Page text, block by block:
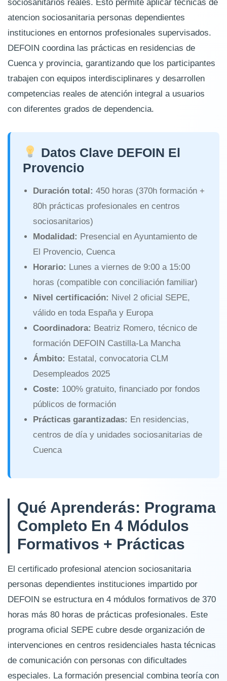
sociosanitarios reales. Esto permite aplicar técnicas de
atencion sociosanitaria personas dependientes
instituciones en entornos profesionales supervisados.
DEFOIN coordina las prácticas en residencias de
Cuenca y provincia, garantizando que los participantes
trabajen con equipos interdisciplinares y desarrollen
competencias reales de atención integral a usuarios
con diferentes grados de dependencia.
Datos Clave DEFOIN El
Provencio
Duración total: 450 horas (370h formación +
80h prácticas profesionales en centros
sociosanitarios)
Modalidad: Presencial en Ayuntamiento de
El Provencio, Cuenca
Horario: Lunes a viernes de 9:00 a 15:00
horas (compatible con conciliación familiar)
Nivel certificación: Nivel 2 oficial SEPE,
válido en toda España y Europa
Coordinadora: Beatriz Romero, técnico de
formación DEFOIN Castilla-La Mancha
Ámbito: Estatal, convocatoria CLM
Desempleados 2025
Coste: 100% gratuito, financiado por fondos
públicos de formación
Prácticas garantizadas: En residencias,
centros de día y unidades sociosanitarias de
Cuenca
Qué Aprenderás: Programa
Completo En 4 Módulos
Formativos + Prácticas
El certificado profesional atencion sociosanitaria
personas dependientes instituciones impartido por
DEFOIN se estructura en 4 módulos formativos de 370
horas más 80 horas de prácticas profesionales. Este
programa oficial SEPE cubre desde organización de
intervenciones en centros residenciales hasta técnicas
de comunicación con personas con dificultades
especiales. La formación presencial combina teoría con